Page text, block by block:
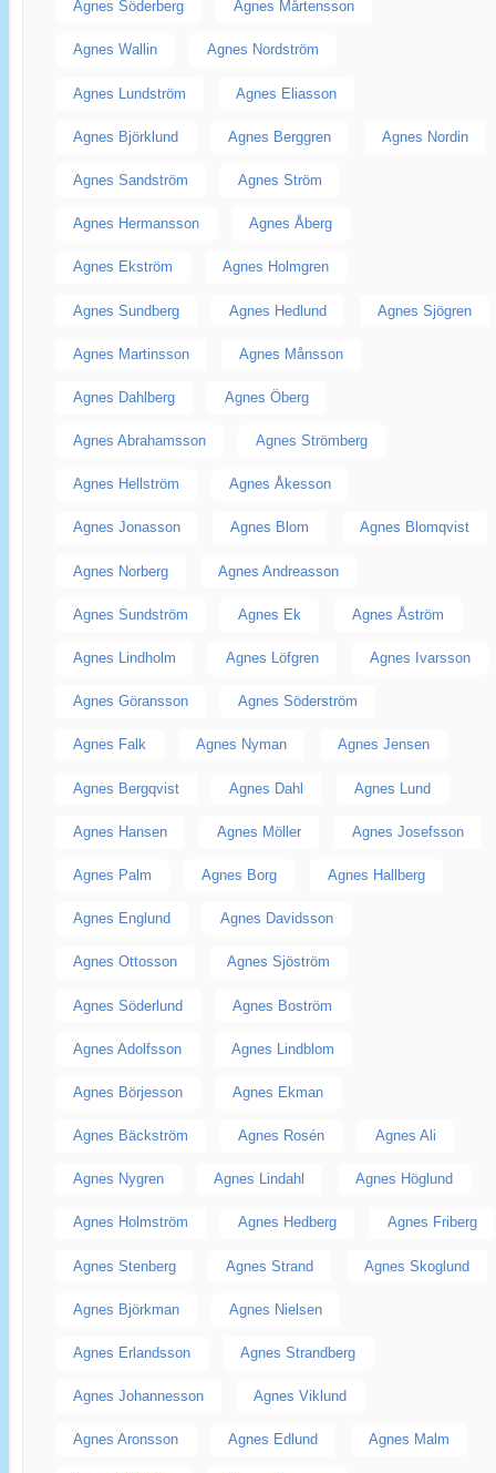
Agnes Söderberg Agnes Mårtensson
Agnes Wallin Agnes Nordström
Agnes Lundström Agnes Eliasson
Agnes Björklund Agnes Berggren Agnes Nordin
Agnes Sandström Agnes Ström
Agnes Hermansson Agnes Åberg
Agnes Ekström Agnes Holmgren
Agnes Sundberg Agnes Hedlund Agnes Sjögren
Agnes Martinsson Agnes Månsson
Agnes Dahlberg Agnes Öberg
Agnes Abrahamsson Agnes Strömberg
Agnes Hellström Agnes Åkesson
Agnes Jonasson Agnes Blom Agnes Blomqvist
Agnes Norberg Agnes Andreasson
Agnes Sundström Agnes Ek Agnes Åström
Agnes Lindholm Agnes Löfgren Agnes Ivarsson
Agnes Göransson Agnes Söderström
Agnes Falk Agnes Nyman Agnes Jensen
Agnes Bergqvist Agnes Dahl Agnes Lund
Agnes Hansen Agnes Möller Agnes Josefsson
Agnes Palm Agnes Borg Agnes Hallberg
Agnes Englund Agnes Davidsson
Agnes Ottosson Agnes Sjöström
Agnes Söderlund Agnes Boström
Agnes Adolfsson Agnes Lindblom
Agnes Börjesson Agnes Ekman
Agnes Bäckström Agnes Rosén Agnes Ali
Agnes Nygren Agnes Lindahl Agnes Höglund
Agnes Holmström Agnes Hedberg Agnes Friberg
Agnes Stenberg Agnes Strand Agnes Skoglund
Agnes Björkman Agnes Nielsen
Agnes Erlandsson Agnes Strandberg
Agnes Johannesson Agnes Viklund
Agnes Aronsson Agnes Edlund Agnes Malm